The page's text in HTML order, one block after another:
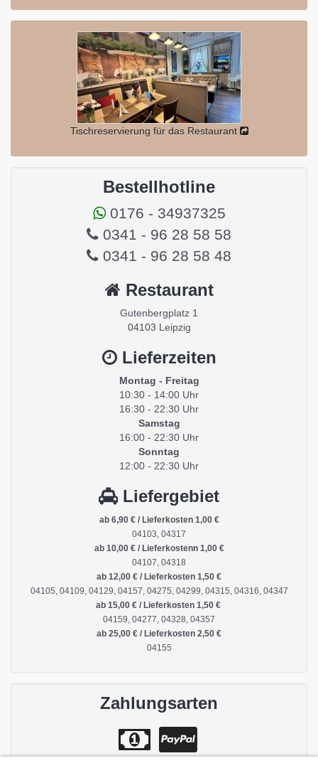
Tischreservierung für das Restaurant
Bestellhotline
0176 - 34937325
0341 - 96 28 58 58
0341 - 96 28 58 48
Restaurant
Gutenbergplatz 1
04103 Leipzig
Lieferzeiten
Montag - Freitag
10:30 - 14:00 Uhr
16:30 - 22:30 Uhr
Samstag
16:00 - 22:30 Uhr
Sonntag
12:00 - 22:30 Uhr
Liefergebiet
ab 6,90 € / Lieferkosten 1,00 €
04103, 04317
ab 10,00 € / Lieferkostenn 1,00 €
04107, 04318
ab 12,00 € / Lieferkosten 1,50 €
04105, 04109, 04129, 04157, 04275, 04299, 04315, 04316, 04347
ab 15,00 € / Lieferkosten 1,50 €
04159, 04277, 04328, 04357
ab 25,00 € / Lieferkosten 2,50 €
04155
Zahlungsarten